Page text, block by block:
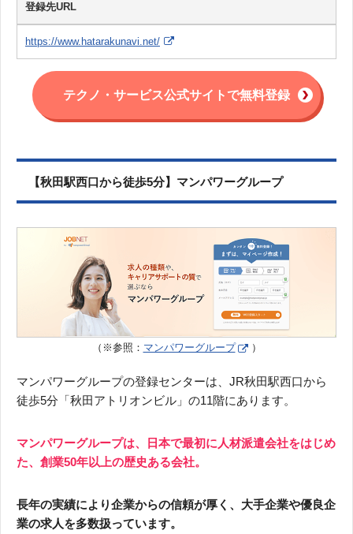
登録先URL
https://www.hatarakunavi.net/
テクノ・サービス公式サイトで無料登録
【秋田駅西口から徒歩5分】マンパワーグループ
（※参照： マンパワーグループ ）
マンパワーグループの登録センターは、JR秋田駅西口から
徒歩5分「秋田アトリオンビル」の11階にあります。
マンパワーグループは、日本で最初に人材派遣会社をはじめ
た、創業50年以上の歴史ある会社。
長年の実績により企業からの信頼が厚く、大手企業や優良企
業の求人を多数扱っています。